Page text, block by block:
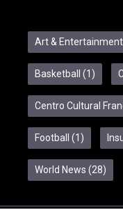
Art & Entertainment
Basketball (1)
Centro Cultural
Football (1)
World News (28)